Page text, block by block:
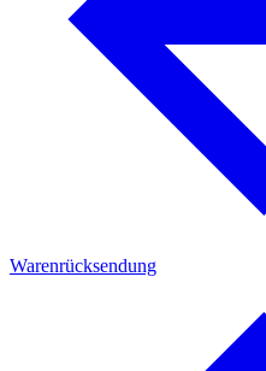
Warenrücksendung